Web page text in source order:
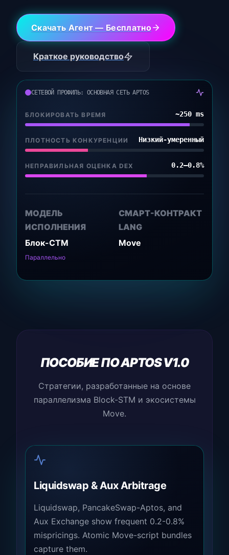
Скачать Агент — Бесплатно
Краткое руководство
СЕТЕВОЙ ПРОФИЛЬ: ОСНОВНАЯ СЕТЬ APTOS
БЛОКИРОВАТЬ ВРЕМЯ ~250 ms
ПЛОТНОСТЬ КОНКУРЕНЦИИ Низкий-умеренный
НЕПРАВИЛЬНАЯ ОЦЕНКА DEX 0.2–0.8%
МОДЕЛЬ
ИСПОЛНЕНИЯ
Блок-СТМ
Параллельно
СМАРТ-КОНТРАКТ
LANG
Move
ПОСОБИЕ ПО APTOS V1.0
Стратегии, разработанные на основе
параллелизма Block-STM и экосистемы
Move.
Liquidswap & Aux Arbitrage
Liquidswap, PancakeSwap-Aptos, and
Aux Exchange show frequent 0.2-0.8%
mispricings. Atomic Move-script bundles
capture them.